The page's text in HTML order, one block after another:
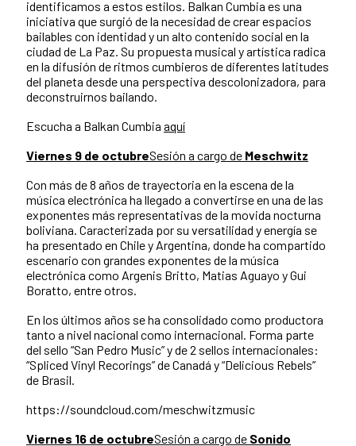
identificamos a estos estilos. Balkan Cumbia es una
iniciativa que surgió de la necesidad de crear espacios
bailables con identidad y un alto contenido social en la
ciudad de La Paz. Su propuesta musical y artística radica
en la difusión de ritmos cumbieros de diferentes latitudes
del planeta desde una perspectiva descolonizadora, para
deconstruirnos bailando.
Escucha a Balkan Cumbia aquí
Viernes 9 de octubreSesión a cargo de Meschwitz
Con más de 8 años de trayectoria en la escena de la
música electrónica ha llegado a convertirse en una de las
exponentes más representativas de la movida nocturna
boliviana. Caracterizada por su versatilidad y energía se
ha presentado en Chile y Argentina, donde ha compartido
escenario con grandes exponentes de la música
electrónica como Argenis Britto, Matias Aguayo y Gui
Boratto, entre otros.
En los últimos años se ha consolidado como productora
tanto a nivel nacional como internacional. Forma parte
del sello “San Pedro Music” y de 2 sellos internacionales:
“Spliced Vinyl Recorings” de Canadá y “Delicious Rebels”
de Brasil.
https://soundcloud.com/meschwitzmusic
Viernes 16 de octubreSesión a cargo de Sonido